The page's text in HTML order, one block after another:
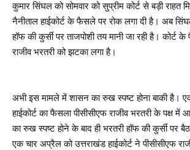
कुमार सिंघल को सोमवार को सुप्रीम कोर्ट से बड़ी राहत
नैनीताल हाईकोर्ट के फैसले पर रोक लगा दी है। अब
हॉफ की कुर्सी पर ताजपोशी तय मानी जा रही है। कोर्ट
राजीव भरतरी को झटका लगा है।
अभी इस मामले में शासन का रुख स्पष्ट होना बाकी है।
हाईकोर्ट का फैसला पीसीसीएफ राजीव भरतरी के पक्ष में
का रुख स्पष्ट होने के बाद ही भरतरी हॉफ की कुर्सी पर
एक चार अप्रैल को उत्तराखंड हाईकोर्ट ने पीसीसीएफ